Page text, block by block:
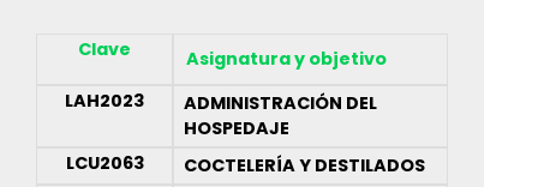
Clave
Asignatura y objetivo
LAH2023
ADMINISTRACIÓN DEL
HOSPEDAJE
LCU2063
COCTELERÍA Y DESTILADOS